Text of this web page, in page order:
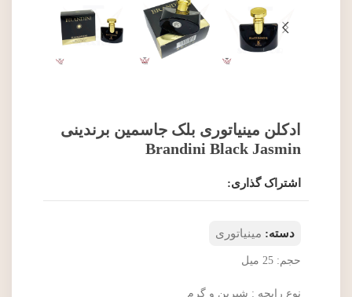
ادکلن مینیاتوری بلک جاسمین برندینی
Brandini Black Jasmin
اشتراک گذاری:
دسته: مینیاتوری
حجم: 25 میل
نوع رایحه : شیرین و گرم